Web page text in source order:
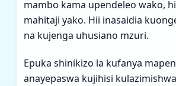
mambo kama upendeleo wako,
mahitaji yako. Hii inasaidia
na kujenga uhusiano mzuri.
Epuka shinikizo la kufanya
anayepaswa kujihisi